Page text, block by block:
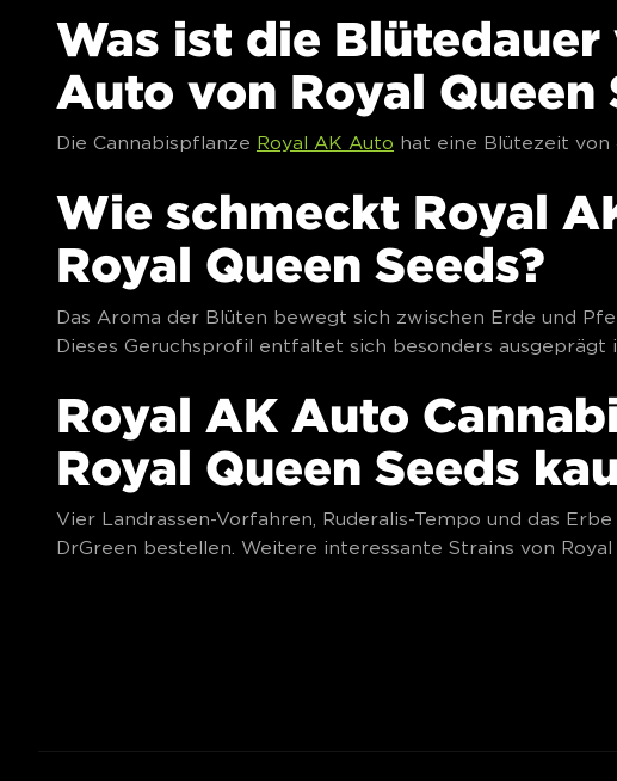
Was ist die Blütedauer
Auto von Royal Queen
Die Cannabispflanze Royal AK Auto hat eine Blütezeit von
Wie schmeckt Royal
Royal Queen Seeds?
Das Aroma der Blüten bewegt sich zwischen Erde und
Dieses Geruchsprofil entfaltet sich besonders ausgeprägt
Royal AK Auto
Royal Queen Seeds
Vier Landrassen-Vorfahren, Ruderalis-Tempo und das
DrGreen bestellen. Weitere interessante Strains von Royal